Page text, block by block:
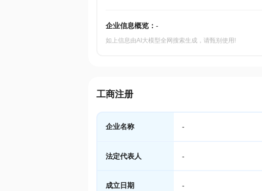
企业信息概览： -
如上信息由AI大模型全网搜索生成，请甄别使用!
工商注册
企业名称 -
法定代表人 -
成立日期 -